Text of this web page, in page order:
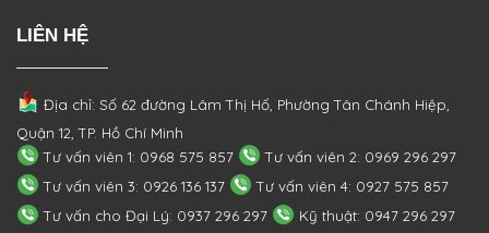
LIÊN HỆ
Địa chỉ: Số 62 đường Lâm Thị Hố, PhườngTân Chánh Hiệp,
Quận 12, TP. Hồ Chí Minh
Tư vấn viên 1: 0968 575 857
Tư vấn viên 2: 0969 296 297
Tư vấn viên 3: 0926 136 137
Tư vấn viên 4: 0927 575 857
Tư vấn cho Đại Lý: 0937 296 297
Kỹ thuật: 0947 296 297